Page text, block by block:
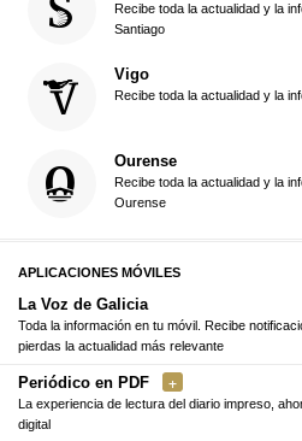
Recibe toda la actualidad y la
Santiago
Vigo
Recibe toda la actualidad y la
Ourense
Recibe toda la actualidad y la
Ourense
APLICACIONES MÓVILES
La Voz de Galicia
Toda la información en tu móvil. Recibe
pierdas la actualidad más relevante
Periódico en PDF
La experiencia de lectura del diario impreso,
digital